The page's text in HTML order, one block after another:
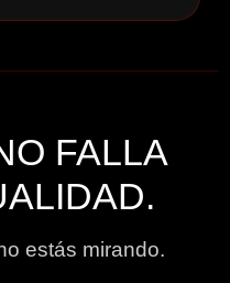
FALLA
estás mirando.